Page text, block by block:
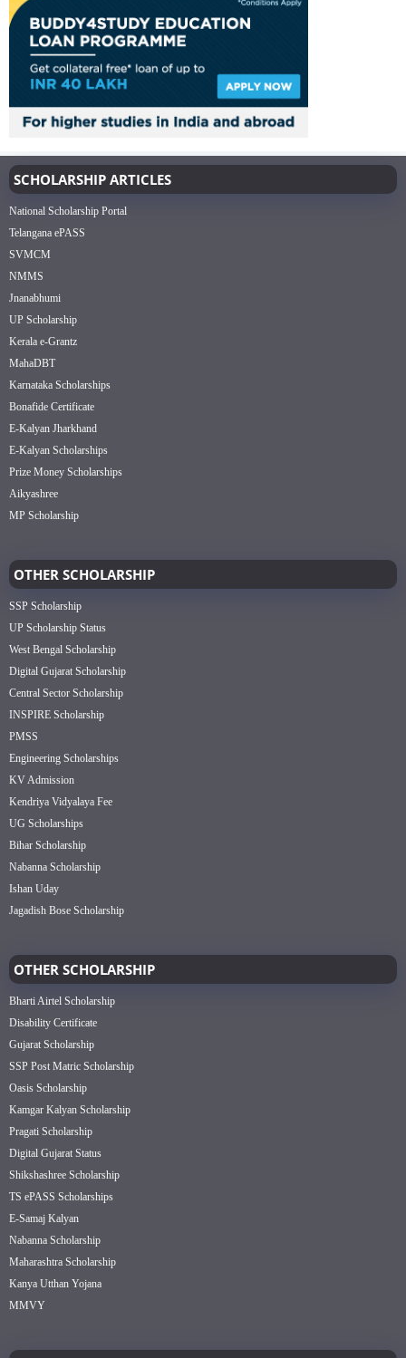
SCHOLARSHIP ARTICLES
National Scholarship Portal
Telangana ePASS
SVMCM
NMMS
Jnanabhumi
UP Scholarship
Kerala e-Grantz
MahaDBT
Karnataka Scholarships
Bonafide Certificate
E-Kalyan Jharkhand
E-Kalyan Scholarships
Prize Money Scholarships
Aikyashree
MP Scholarship
OTHER SCHOLARSHIP
SSP Scholarship
UP Scholarship Status
West Bengal Scholarship
Digital Gujarat Scholarship
Central Sector Scholarship
INSPIRE Scholarship
PMSS
Engineering Scholarships
KV Admission
Kendriya Vidyalaya Fee
UG Scholarships
Bihar Scholarship
Nabanna Scholarship
Ishan Uday
Jagadish Bose Scholarship
OTHER SCHOLARSHIP
Bharti Airtel Scholarship
Disability Certificate
Gujarat Scholarship
SSP Post Matric Scholarship
Oasis Scholarship
Kamgar Kalyan Scholarship
Pragati Scholarship
Digital Gujarat Status
Shikshashree Scholarship
TS ePASS Scholarships
E-Samaj Kalyan
Nabanna Scholarship
Maharashtra Scholarship
Kanya Utthan Yojana
MMVY